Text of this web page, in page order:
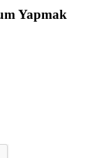
Yapmak